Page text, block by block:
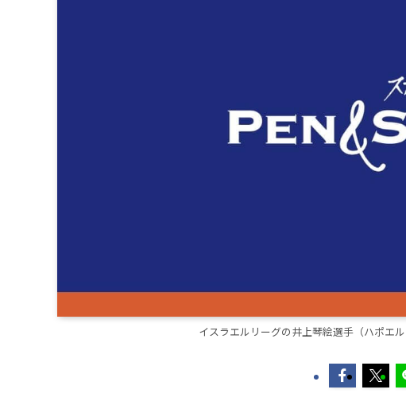
イスラエルリーグの井上琴絵選手（ハポエ